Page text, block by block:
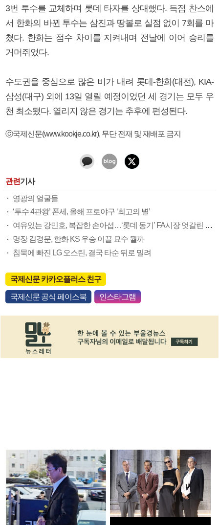
3번 투수를 교체하며 롯데 타자를 상대했다. 득점 찬스에
서 한화의 바뀐 투수는 삼진과 땅볼로 실점 없이 7회를 마
쳤다. 한화는 점수 차이를 지켜내며 전날에 이어 승리를
거머쥐었다.
수도권을 중심으로 많은 비가 내려 롯데-한화(대전), KIA-
삼성(대구) 외에 13일 열릴 예정이었던 세 경기는 모두 우
천 최소됐다. 열리지 않은 경기는 추후에 편성된다.
ⓒ국제신문(www.kookje.co.kr), 무단 전재 및 재배포 금지
관련기사
영광의 얼굴들
‘투수 4관왕’ 폰세, 올해 프로야구 ‘최고의 별’
여유있는 강민호, 복잡한 손아섭…‘롯데 동기’ FA시장 엇갈린 희비
명장 김경문, 한화 KS 우승 이끌 묘수 뭘까
침묵에 빠진 LG 오스틴, 결국 타순 뒤로 밀려
국제신문 카카오플러스 친구
국제신문 공식 페이스북 인스타그램